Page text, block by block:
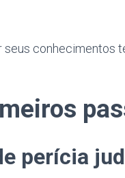
seus conhecimentos
perícia